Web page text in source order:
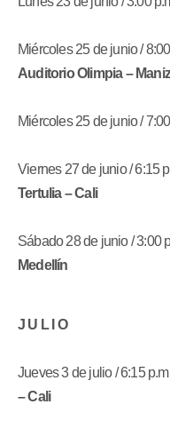
Miércoles 25 de junio /
Auditorio Olimpia –
Miércoles 25 de junio /
Viernes 27 de junio / 6:15
Tertulia – Cali
Sábado 28 de junio / 3:00
Medellín
J U L I O
Jueves 3 de julio / 6:15
– Cali